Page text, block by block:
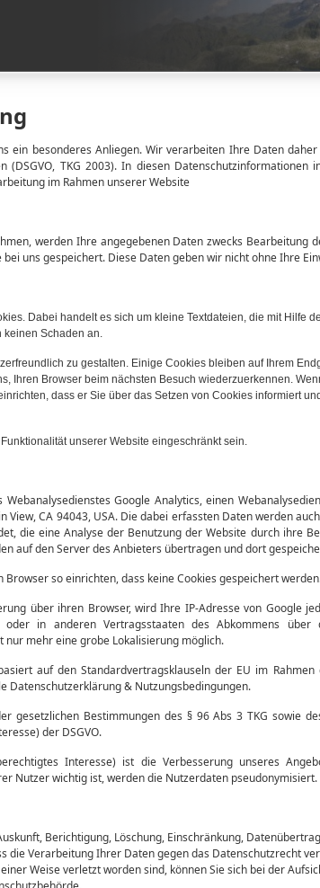
ein besonderes Anliegen. Wir verarbeiten Ihre Daten
(DSGVO, TKG 2003). In diesen Datenschutzinformationen
im Rahmen unserer Website
werden Ihre angegebenen Daten zwecks Bearbeitung
uns gespeichert. Diese Daten geben wir nicht ohne Ihre
Dabei handelt es sich um kleine Textdateien, die mit Hilfe
keinen Schaden an.
zu gestalten. Einige Cookies bleiben auf Ihrem
Ihren Browser beim nächsten Besuch wiederzuerkennen.
dass er Sie über das Setzen von Cookies informiert
unserer Website eingeschränkt sein.
Google Analytics, einen
View, CA 94043, USA. Die dabei erfassten Daten werden
die eine Analyse der Benutzung der Website durch ihre
auf den Server des Anbieters übertragen und dort
so einrichten, dass keine Cookies gespeichert
über ihren Browser, wird Ihre IP-Adresse von Google
in anderen Vertragsstaaten des Abkommens über
mehr eine grobe Lokalisierung möglich.
auf den Standardvertragsklauseln der EU im Rahmen
Datenschutzerklärung & Nutzungsbedingungen.
gesetzlichen Bestimmungen des § 96 Abs 3 TKG sowie
der DSGVO.
Interesse) ist die Verbesserung unseres
Nutzer wichtig ist, werden die Nutzerdaten pseudonymisiert.
Berichtigung, Löschung, Einschränkung,
die Verarbeitung Ihrer Daten gegen das Datenschutzrecht
Weise verletzt worden sind, können Sie sich bei der